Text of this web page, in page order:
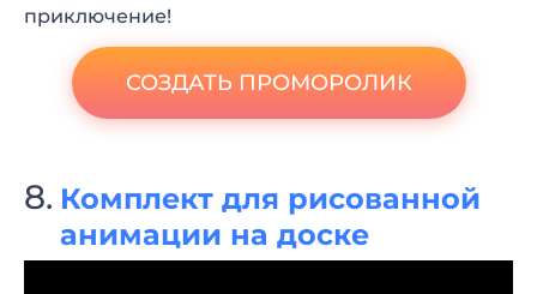
приключение!
СОЗДАТЬ ПРОМОРОЛИК
Комплект для рисованной
анимации на доске